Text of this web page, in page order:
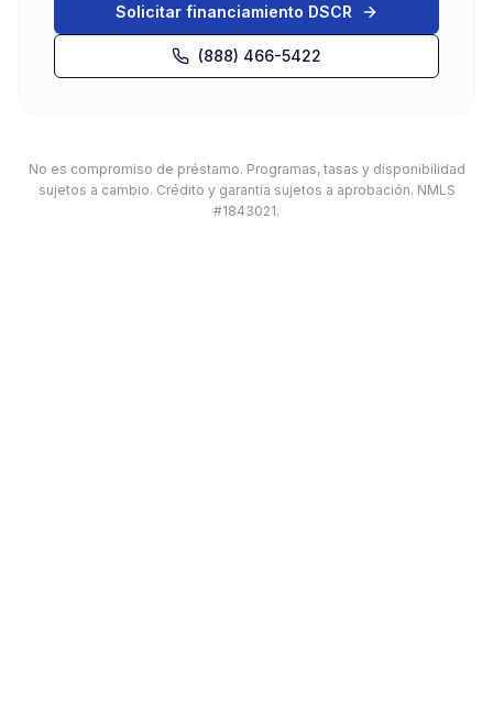
Solicitar financiamiento DSCR
(888) 466-5422
No es compromiso de préstamo. Programas, tasas y disponibilidad
sujetos a cambio. Crédito y garantía sujetos a aprobación. NMLS
#1843021.